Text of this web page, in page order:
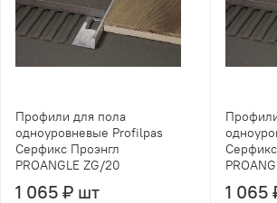
Профили для пола
одноуровневые Profilpas
Серфикс Проэнгл
PROANGLE ZG/20
1 065 ₽ шт 1 065